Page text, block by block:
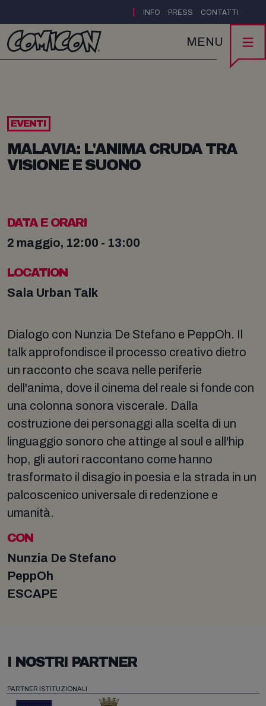
INFO PRESS CONTATTI
MENU
EVENTI
MALAVIA: L'ANIMA CRUDA TRA
VISIONE E SUONO
DATA E ORARI
2 maggio, 12:00 - 13:00
LOCATION
Sala Urban Talk
Dialogo con Nunzia De Stefano e PeppOh. Il
talk approfondisce il processo creativo dietro
un racconto che scava nelle periferie
dell'anima, dove il cinema del reale si fonde con
una colonna sonora viscerale. Dalla
costruzione dei personaggi alla scelta di un
linguaggio sonoro che attinge al soul e all'hip
hop, gli autori raccontano come hanno
trasformato il disagio in poesia e la strada in un
palcoscenico universale di redenzione e
umanità.
CON
Nunzia De Stefano
PeppOh
ESCAPE
I NOSTRI PARTNER
PARTNER ISTITUZIONALI